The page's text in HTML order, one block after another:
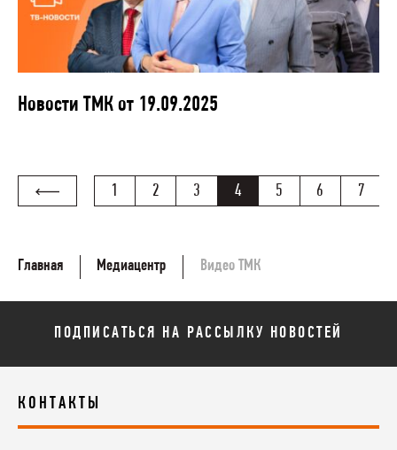
Новости ТМК от 19.09.2025
1 2 3 4 5 6 7
Главная Медиацентр Видео ТМК
ПОДПИСАТЬСЯ НА РАССЫЛКУ НОВОСТЕЙ
КОНТАКТЫ